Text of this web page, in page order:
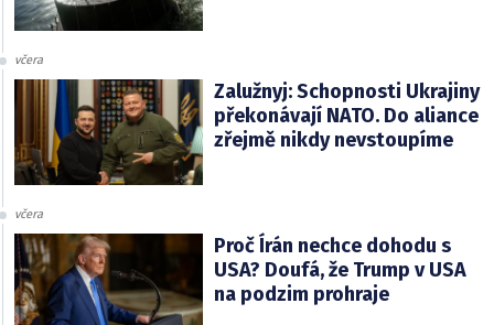
včera
Zalužnyj: Schopnosti Ukrajiny
překonávají NATO. Do aliance
zřejmě nikdy nevstoupíme
včera
Proč Írán nechce dohodu s
USA? Doufá, že Trump v USA
na podzim prohraje